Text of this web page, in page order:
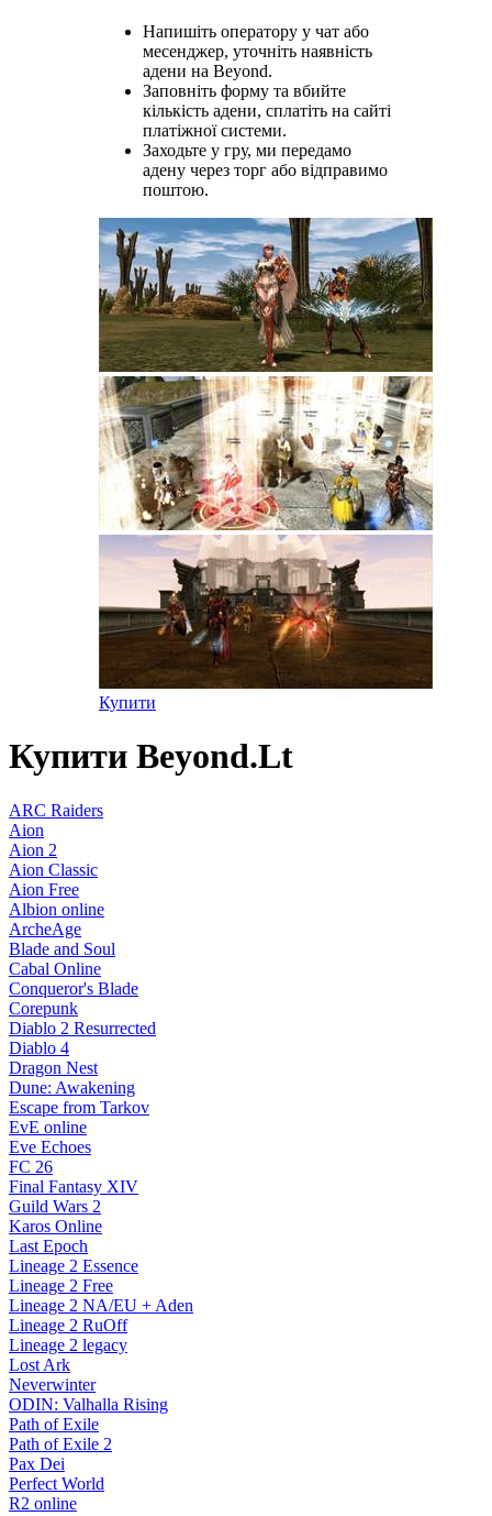
Напишіть оператору у чат або
месенджер, уточніть наявність
адени на Beyond.
Заповніть форму та вбийте
кількість адени, сплатіть на сайті
платіжної системи.
Заходьте у гру, ми передамо
адену через торг або відправимо
поштою.
Купити
Купити Beyond.Lt
ARC Raiders
Aion
Aion 2
Aion Classic
Aion Free
Albion online
ArcheAge
Blade and Soul
Cabal Online
Conqueror's Blade
Corepunk
Diablo 2 Resurrected
Diablo 4
Dragon Nest
Dune: Awakening
Escape from Tarkov
EvE online
Eve Echoes
FC 26
Final Fantasy XIV
Guild Wars 2
Karos Online
Last Epoch
Lineage 2 Essence
Lineage 2 Free
Lineage 2 NA/EU + Aden
Lineage 2 RuOff
Lineage 2 legacy
Lost Ark
Neverwinter
ODIN: Valhalla Rising
Path of Exile
Path of Exile 2
Pax Dei
Perfect World
R2 online